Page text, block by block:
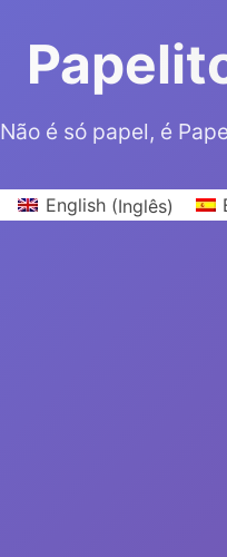
Não é só papel, é
English(Inglês)